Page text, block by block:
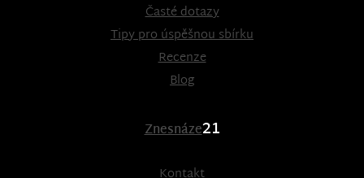
Časté dotazy
Tipy pro úspěšnou sbírku
Recenze
Blog
Znesnáze21